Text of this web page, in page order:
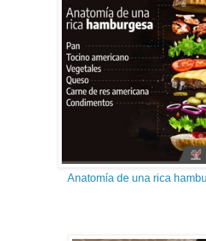
Anatomía de una rica